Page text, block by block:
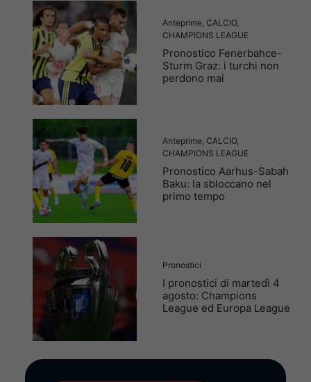
Anteprime, CALCIO,
CHAMPIONS LEAGUE
Pronostico Fenerbahce-
Sturm Graz: i turchi non
perdono mai
Anteprime, CALCIO,
CHAMPIONS LEAGUE
Pronostico Aarhus-Sabah
Baku: la sbloccano nel
primo tempo
Pronostici
I pronostici di martedì 4
agosto: Champions
League ed Europa League